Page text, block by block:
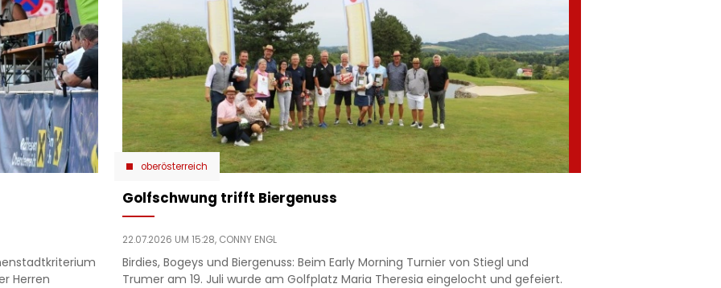
Herren
oberösterreich
Golfschwung trifft Biergenuss
22.07.2026 UM 15:28, CONNY ENGL
Birdies, Bogeys und Biergenuss: Beim Early Morning Turnier von Stiegl und
Trumer am 19. Juli wurde am Golfplatz Maria Theresia eingelocht und gefeiert.